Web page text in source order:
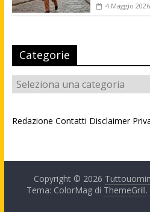
4 Maggio 2026
Categorie
Categorie
Redazione Contatti Disclaimer
Copyright © 2026
Tema: ColorMag di ThemeGrill